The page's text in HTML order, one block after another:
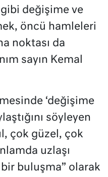
değişime ve
öncü hamleleri
noktası da
sayın Kemal
‘değişime
söyleyen
çok güzel, çok
uzlaşı
buluşma” olarak